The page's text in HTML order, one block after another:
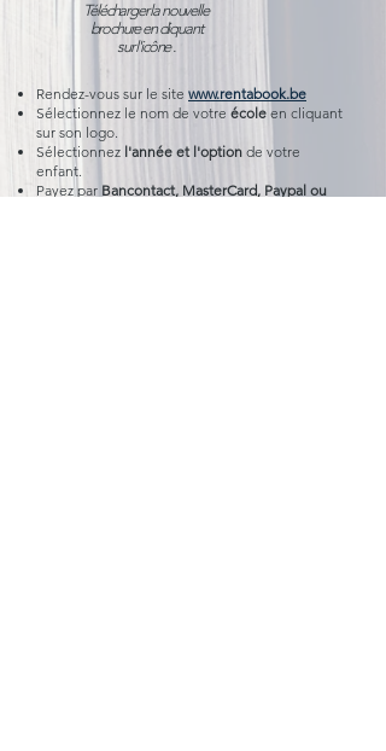
Télécharger la nouvelle
brochure en cliquant
surl'icône.
Rendez-vous sur le site www.rentabook.be
Sélectionnez le nom de votre école en cliquant
sur son logo.
Sélectionnez l'année et l'option de votre
enfant.
Payez par Bancontact, MasterCard, Paypal ou